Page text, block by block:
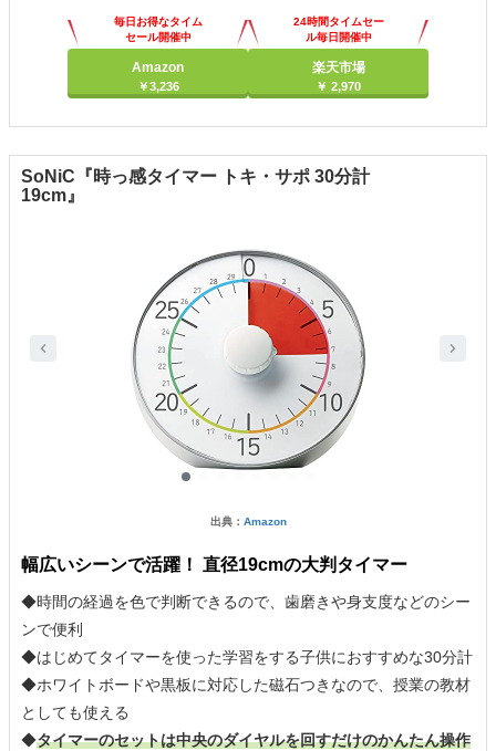
毎日お得なタイム
セール開催中
Amazon
￥3,236
24時間タイムセー
ル毎日開催中
楽天市場
￥ 2,970
SoNiC『時っ感タイマー トキ・サポ 30分計
19cm』
出典： Amazon
幅広いシーンで活躍！ 直径19cmの大判タイマー
◆時間の経過を色で判断できるので、歯磨きや身支度などのシー
ンで便利
◆はじめてタイマーを使った学習をする子供におすすめな30分計
◆ホワイトボードや黒板に対応した磁石つきなので、授業の教材
としても使える
◆タイマーのセットは中央のダイヤルを回すだけのかんたん操作